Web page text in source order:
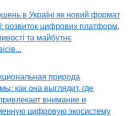
в Україні як новий формат
розвиток цифрових платформ,
та майбутнє
природа
как она выглядит, где
внимание и
цифровую экосистему